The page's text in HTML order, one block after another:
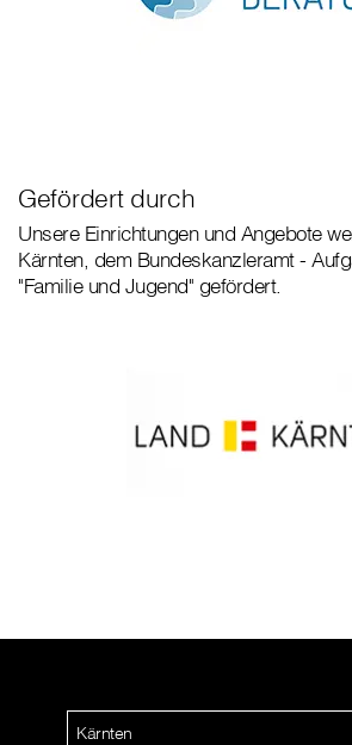
Gefördert durch
Unsere Einrichtungen und Angebote
Kärnten, dem Bundeskanzleramt -
"Familie und Jugend" gefördert.
Kärnten